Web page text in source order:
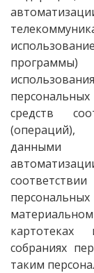
средств
(операций),
данными
картотеках
собраниях
таким